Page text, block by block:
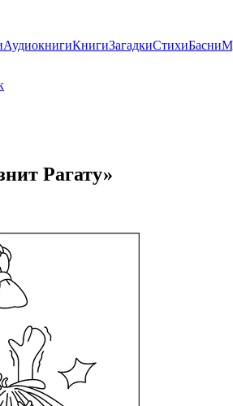
АудиокнигиКнигиЗагадкиСтихиБасни
Рагату»